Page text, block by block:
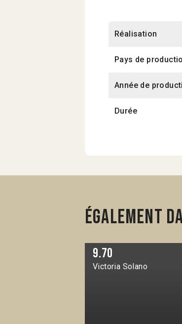
Réalisation
Pays de
Année de
Durée
Également
9.70
Victoria Solano